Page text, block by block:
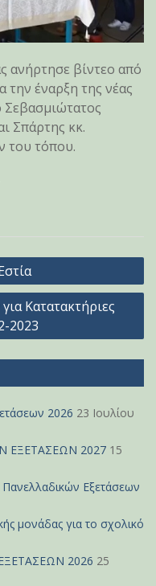
ανήρτησε βίντεο από
την έναρξη της νέας
Σεβασμιώτατος
Σπάρτης κκ.
του τόπου.
Κατατακτήριες
2023
2026 23 Ιουλίου
ΕΞΕΤΑΣΕΩΝ 2027 15
Εξετάσεων
μονάδας για το σχολικό
2026 25